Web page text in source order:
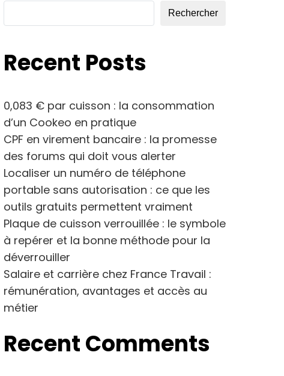
Rechercher
Recent Posts
0,083 € par cuisson : la consommation
d’un Cookeo en pratique
CPF en virement bancaire : la promesse
des forums qui doit vous alerter
Localiser un numéro de téléphone
portable sans autorisation : ce que les
outils gratuits permettent vraiment
Plaque de cuisson verrouillée : le symbole
à repérer et la bonne méthode pour la
déverrouiller
Salaire et carrière chez France Travail :
rémunération, avantages et accès au
métier
Recent Comments